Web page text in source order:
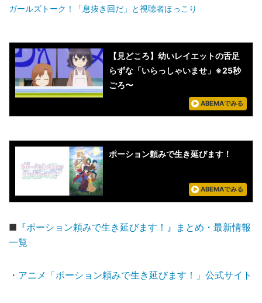
ガールズトーク！「息抜き回だ」と視聴者ほっこり
【見どころ】幼いレイエットの舌足
らずな「いらっしゃいませ」※25秒
ごろ〜
ABEMAでみる
ポーション頼みで生き延びます！
ABEMAでみる
■ 『ポーション頼みで生き延びます！』まとめ・最新情報
一覧
・ アニメ「ポーション頼みで生き延びます！」公式サイト